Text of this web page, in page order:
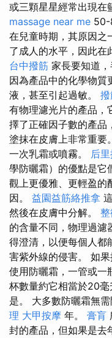
或三顆星星經常出現在
massage near me 50-
在兒童時期，其原因之
了成人的水平，因此在
台中撥筋 家長要知道
因為產品中的化學物質
液，甚至引起過敏。
有物理濾光片的產品，
擇了正確因子數的產品
塗抹在皮膚上非常重要
一次乳霜或噴霧。 后
學防曬霜）的優點是它
觀上更優雅、更輕盈的
因。 益園益筋絡推拿
然後在皮膚中分解。
的含量不同，物理過濾
得澄清，以便每個人都
害紫外線的侵害。 如
使用防曬霜，一管或一
杯數量約它相當於20
是。 大多數防曬霜無
理 大甲按摩 年。 膏肓
封的產品，但如果是去